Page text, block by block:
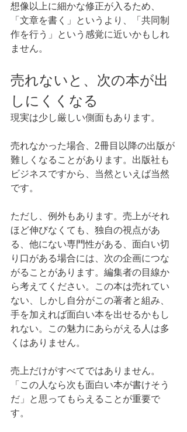
想像以上に細かな修正が入るため、
「文章を書く」というより、「共同制
作を行う」という感覚に近いかもしれ
ません。
売れないと、次の本が出
しにくくなる
現実は少し厳しい側面もあります。
売れなかった場合、2冊目以降の出版が
難しくなることがあります。出版社も
ビジネスですから、当然といえば当然
です。
ただし、例外もあります。売上がそれ
ほど伸びなくても、独自の視点があ
る、他にない専門性がある、面白い切
り口がある場合には、次の企画につな
がることがあります。編集者の目線か
ら考えてください。この本は売れてい
ない、しかし自分がこの著者と組み、
手を加えれば面白い本を出せるかもし
れない。この魅力にあらがえる人は多
くはありません。
売上だけがすべてではありません。
「この人なら次も面白い本が書けそう
だ」と思ってもらえることが重要で
す。